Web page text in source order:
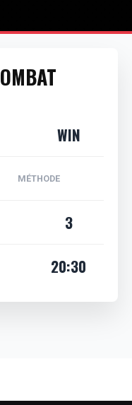
WIN
MÉTHODE
3
20:30